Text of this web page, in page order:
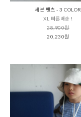
세븐 팬츠 - 3 COLOR
XL 빠른배송 !
28,900원
20,230원